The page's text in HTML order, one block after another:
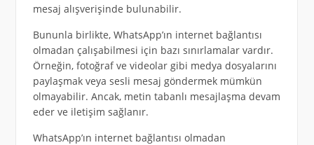
mesaj alışverişinde bulunabilir.
Bununla birlikte, WhatsApp’ın internet bağlantısı
olmadan çalışabilmesi için bazı sınırlamalar vardır.
Örneğin, fotoğraf ve videolar gibi medya dosyalarını
paylaşmak veya sesli mesaj göndermek mümkün
olmayabilir. Ancak, metin tabanlı mesajlaşma devam
eder ve iletişim sağlanır.
WhatsApp’ın internet bağlantısı olmadan